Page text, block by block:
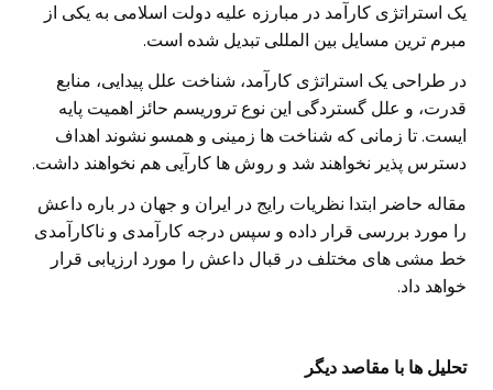
یک استراتژی کارآمد در مبارزه علیه دولت اسلامی به یکی از
مبرم ترین مسایل بین المللی تبدیل شده است.
در طراحی یک استراتژی کارآمد، شناخت علل پیدایی، منابع
قدرت، و علل گستردگی این نوع تروریسم حائز اهمیت پایه
ایست. تا زمانی که شناخت ها زمینی و همسو نشوند اهداف
دسترس پذیر نخواهند شد و روش ها کارآیی هم نخواهند داشت.
مقاله حاضر ابتدا نظریات رایج در ایران و جهان در باره داعش
را مورد بررسی قرار داده و سپس درجه کارآمدی و ناکارآمدی
خط مشی های مختلف در قبال داعش را مورد ارزیابی قرار
خواهد داد.
تحلیل ها با مقاصد دیگر